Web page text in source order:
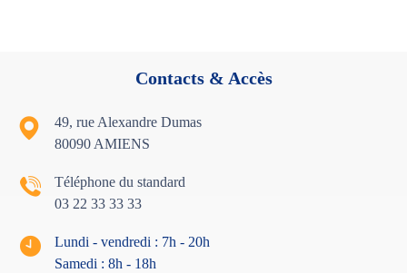
Contacts & Accès
49, rue Alexandre Dumas
80090 AMIENS
Téléphone du standard
03 22 33 33 33
Lundi - vendredi : 7h - 20h
Samedi : 8h - 18h